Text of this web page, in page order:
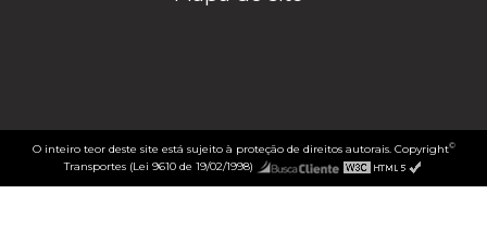
O inteiro teor deste site está sujeito à proteção de direitos autorais. Copyright©
Transportes (Lei 9610 de 19/02/1998)